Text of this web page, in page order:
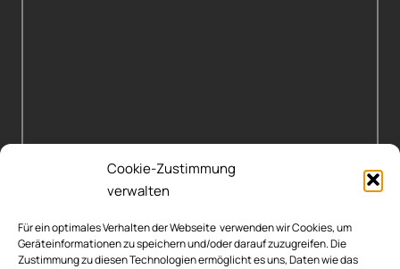
Cookie-Zustimmung
verwalten
Für ein optimales Verhalten der Webseite verwenden wir Cookies, um
Geräteinformationen zu speichern und/oder darauf zuzugreifen. Die
Zustimmung zu diesen Technologien ermöglicht es uns, Daten wie das